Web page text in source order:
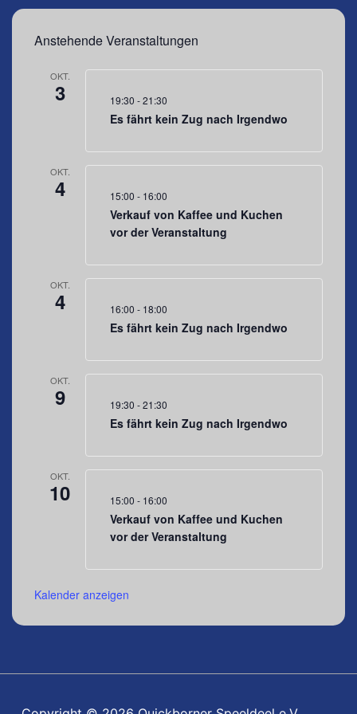
Jacki in der Wunschwelt
Anstehende Veranstaltungen
OKT.
3 19:30 -21:30
Es fährt kein Zug nach Irgendwo
OKT.
4 15:00 - 16:00
Verkauf von Kaffee und Kuchen
vor der Veranstaltung
OKT.
4 16:00 - 18:00
Es fährt kein Zug nach Irgendwo
OKT.
9 19:30 -21:30
Es fährt kein Zug nach Irgendwo
OKT.
10 15:00 - 16:00
Verkauf von Kaffee und Kuchen
vor der Veranstaltung
Kalender anzeigen